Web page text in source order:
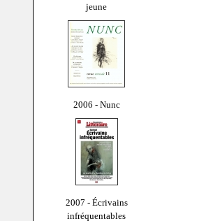
jeune
2006 - Nunc
2007 - Écrivains
infréquentables